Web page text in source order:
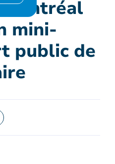
mini-
public de